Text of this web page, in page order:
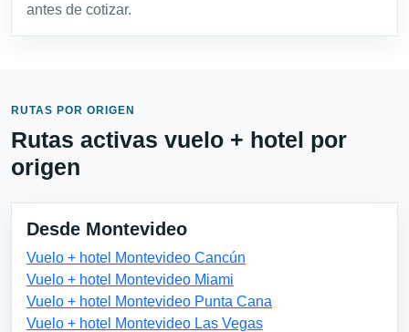
antes de cotizar.
RUTAS POR ORIGEN
Rutas activas vuelo + hotel por
origen
Desde Montevideo
Vuelo + hotel Montevideo Cancún
Vuelo + hotel Montevideo Miami
Vuelo + hotel Montevideo Punta Cana
Vuelo + hotel Montevideo Las Vegas